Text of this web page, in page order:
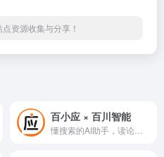
资源收集与分享！
百小应 × 百川智能